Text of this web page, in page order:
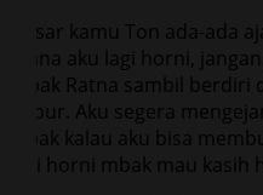
Dasar kamu Ton ada-ada
mana aku lagi horni,
mbak Ratna sambil
dapur. Aku segera
Mbak kalau aku bisa
lagi horni mbak mau kasih